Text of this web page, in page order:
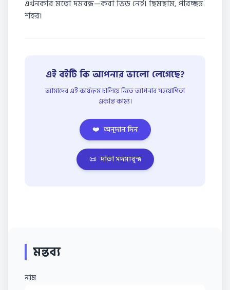
এখনকার মতো দমবন্ধ—করা ভিড় নেই। ছিমছাম, পরিচ্ছন্ন
শহর।
এই বইটি কি আপনার ভালো লেগেছে?
আমাদের এই কার্যক্রম চালিয়ে নিতে আপনার সহযোগিতা
একান্ত কাম্য।
❤️ অনুদান দিন
📜 দাতা সদস্যবৃন্দ
মন্তব্য
নাম